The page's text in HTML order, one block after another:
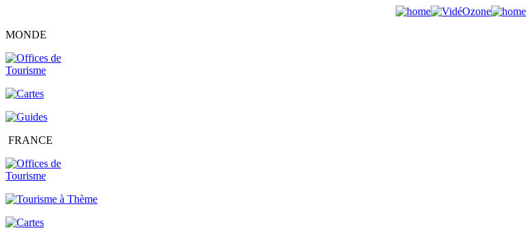
MONDE
FRANCE